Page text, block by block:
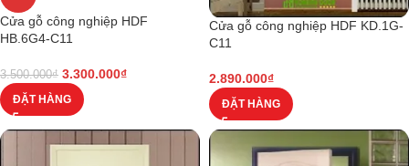
Cửa gỗ công nghiệp HDF
HB.6G4-C11
3.500.000₫ 3.300.000₫
ĐẶT HÀNG
Cửa gỗ công nghiệp HDF KD.1G-
C11
2.890.000₫
ĐẶT HÀNG